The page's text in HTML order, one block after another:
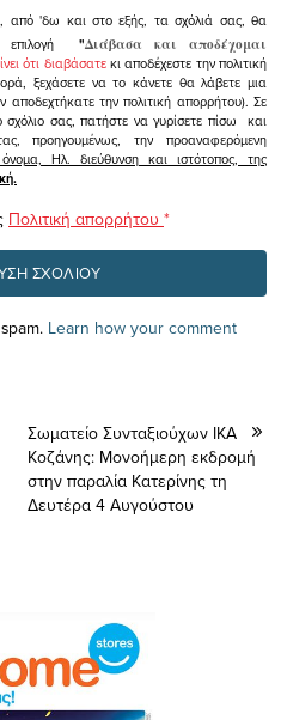
από 'δω και στο εξής, τα σχόλιά σας, θα
"Διάβασα και αποδέχομαι
ότι διαβάσατεκι αποδέχεστε την πολιτική
ξεχάσετε να το κάνετε θα λάβετε μια
αποδεχτήκατε την πολιτική απορρήτου). Σε
σας, πατήστε να γυρίσετε πίσω και
προηγουμένως, την προαναφερόμενη
Ηλ. διεύθυνση και ιστότοπος, της
Πολιτική απορρήτου *
Learn how your comment
Σωματείο Συνταξιούχων ΙΚΑ
Koζάνης: Μονοήμερη εκδρομή
στην παραλία Κατερίνης τη
Δευτέρα 4 Αυγούστου